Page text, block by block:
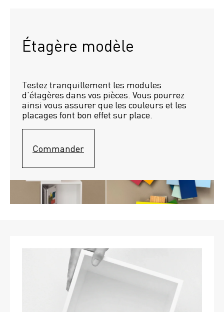
Étagère modèle
Testez tranquillement les modules
d'étagères dans vos pièces. Vous pourrez
ainsi vous assurer que les couleurs et les
placages font bon effet sur place.
Commander